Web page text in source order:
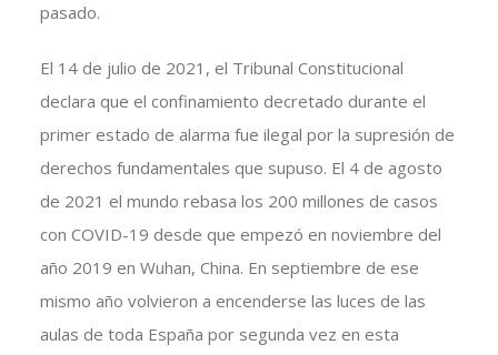
pasado.
El 14 de julio de 2021, el Tribunal Constitucional
declara que el confinamiento decretado durante el
primer estado de alarma fue ilegal por la supresión de
derechos fundamentales que supuso. El 4 de agosto
de 2021 el mundo rebasa los 200 millones de casos
con COVID-19 desde que empezó en noviembre del
año 2019 en Wuhan, China. En septiembre de ese
mismo año volvieron a encenderse las luces de las
aulas de toda España por segunda vez en esta